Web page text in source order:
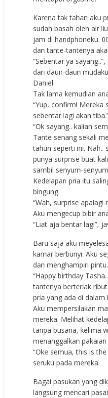
Karena tak tahan aku
sudah basah oleh air
jam di handphoneku.
dan tante-tantenya
“Sebentar ya
dari daun-daun
Daniel.
Tak lama kemudian
“Yup, confirm! Mereka
sebentar lagi akan
“Ok sayang.. kalian
Tante senang sekali
tahun seperti ini. Nah..
punya surprise buat
sambil senyum-
Kedelapan pria itu
bingung.
“Wah, surprise apalagi
Aku mengecup bibir
“Liat aja bentar lagi”,
Baru saja aku
kamar berbunyi. Aku
dan menghampiri pintu.
“Happy birthday
tantenya berteriak
pria yang ada di dalam
Aku mempersilakan
mereka. Melihat
tanpa busana, kelima
menanggalkan
“Oke semua, this is
seruku pada mereka.
Bagai pasukan yang
langsung mencari